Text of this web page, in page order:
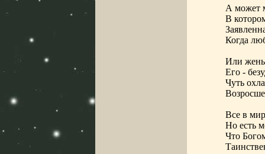
А может
В
Когда
Или
Его -
Чуть
Все в
Но есть
Что